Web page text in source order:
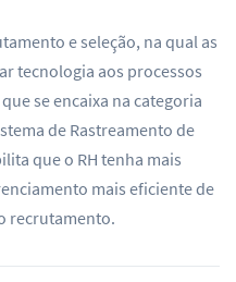
e seleção, na qual as
tecnologia aos processos
se encaixa na categoria
de Rastreamento de
que o RH tenha mais
mais eficiente de
recrutamento.